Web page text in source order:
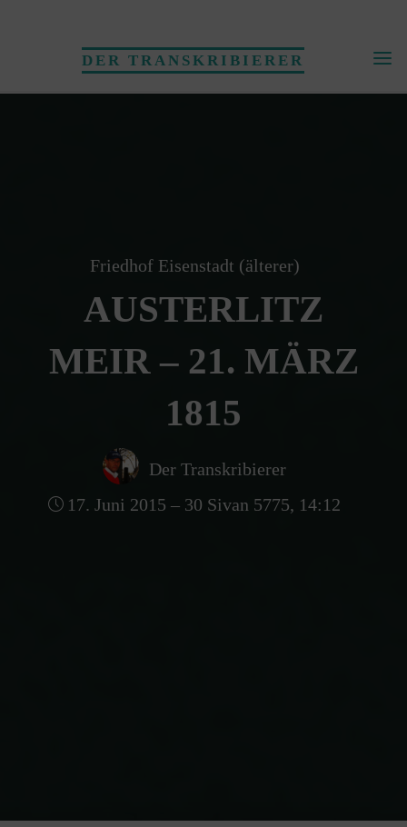
DER TRANSKRIBIERER
Friedhof Eisenstadt (älterer)
AUSTERLITZ
MEIR – 21. MÄRZ
1815
Der Transkribierer
17. Juni 2015 – 30 Sivan 5775, 14:12